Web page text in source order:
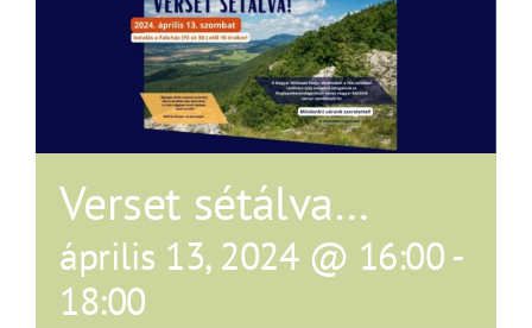
Verset sétálva…
április 13, 2024 @ 16:00-
18:00